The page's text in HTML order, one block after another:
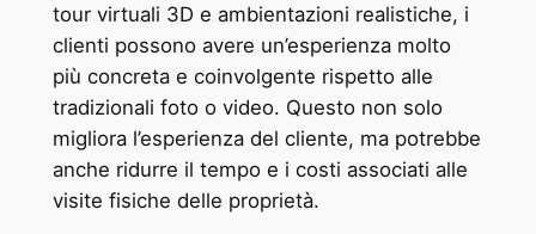
tour virtuali 3D e ambientazioni realistiche, i
clienti possono avere un’esperienza molto
più concreta e coinvolgente rispetto alle
tradizionali foto o video. Questo non solo
migliora l’esperienza del cliente, ma potrebbe
anche ridurre il tempo e i costi associati alle
visite fisiche delle proprietà.